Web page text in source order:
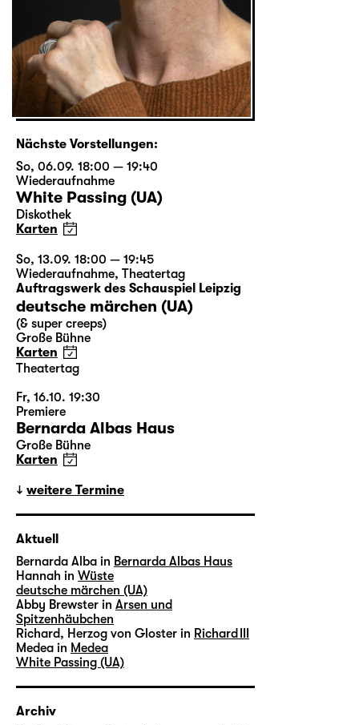
Nächste Vorstellungen:
So, 06.09. 18:00 — 19:40
Wiederaufnahme
White Passing (UA)
Diskothek
Karten
So, 13.09. 18:00 — 19:45
Wiederaufnahme, Theatertag
Auftragswerk des Schauspiel Leipzig
deutsche märchen (UA)
(& super creeps)
Große Bühne
Karten
Theatertag
Fr, 16.10. 19:30
Premiere
Bernarda Albas Haus
Große Bühne
Karten
weitere Termine
Aktuell
Bernarda Alba in Bernarda Albas Haus
Hannah in Wüste
deutsche märchen (UA)
Abby Brewster in Arsen und
Spitzenhäubchen
Richard, Herzog von Gloster in Richard III
Medea in Medea
White Passing (UA)
Archiv